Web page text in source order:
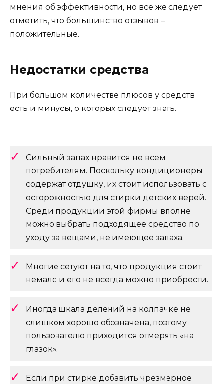
мнения об эффективности, но всё же следует
отметить, что большинство отзывов –
положительные.
Недостатки средства
При большом количестве плюсов у средств
есть и минусы, о которых следует знать.
Сильный запах нравится не всем
потребителям. Поскольку кондиционеры
содержат отдушку, их стоит использовать с
осторожностью для стирки детских верей.
Среди продукции этой фирмы вполне
можно выбрать подходящее средство по
уходу за вещами, не имеющее запаха.
Многие сетуют на то, что продукция стоит
немало и его не всегда можно приобрести.
Иногда шкала делений на колпачке не
слишком хорошо обозначена, поэтому
пользователю приходится отмерять «на
глазок».
Если при стирке добавить чрезмерное